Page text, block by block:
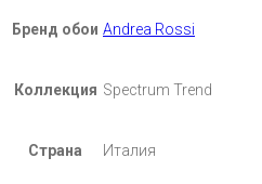
Бренд обои Andrea Rossi
Коллекция Spectrum Trend
Страна Италия